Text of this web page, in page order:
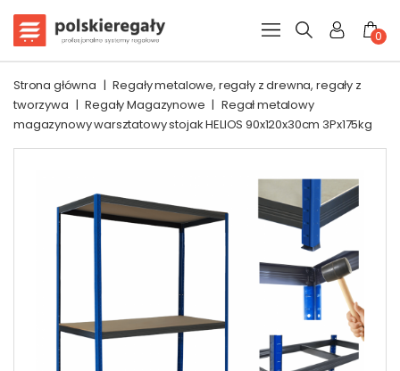
0
Strona główna | Regały metalowe, regały z drewna, regały z
tworzywa | Regały Magazynowe | Regał metalowy
magazynowy warsztatowy stojak HELIOS 90x120x30cm 3Px175kg